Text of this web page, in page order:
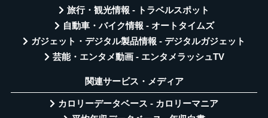
旅行・観光情報 - トラベルスポット
自動車・バイク情報 - オートタイムズ
ガジェット・デジタル製品情報 - デジタルガジェット
芸能・エンタメ動画 - エンタメラッシュTV
関連サービス・メディア
カロリーデータベース - カロリーマニア